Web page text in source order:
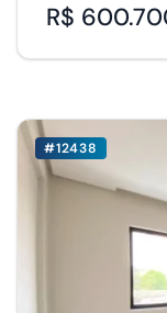
R$
#12438